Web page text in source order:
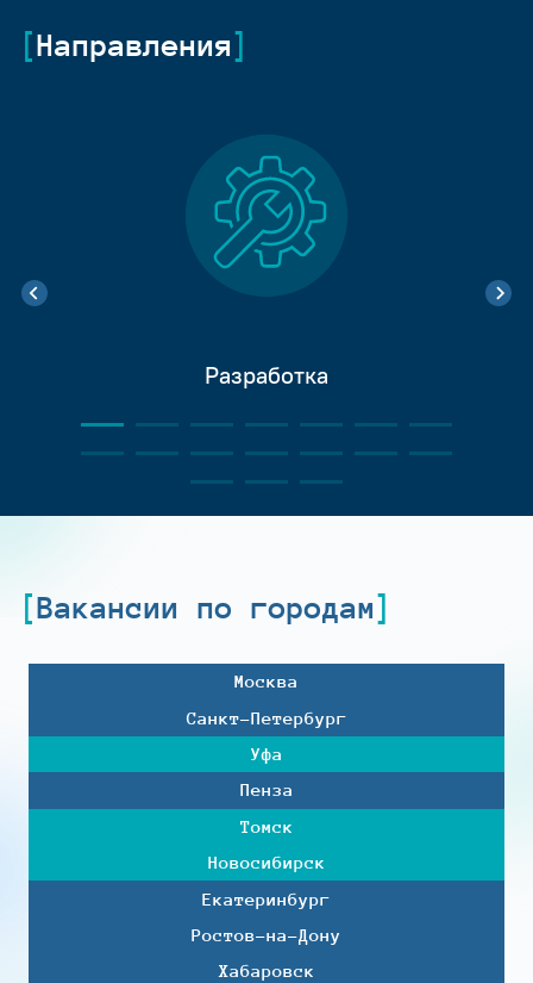
Направления
Разработка
Вакансии по городам
Москва
Санкт-Петербург
Уфа
Пенза
Томск
Новосибирск
Екатеринбург
Ростов-на-Дону
Хабаровск